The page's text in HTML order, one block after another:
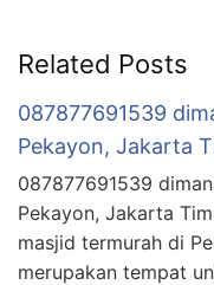
Related Posts
087877691539
Pekayon, Jakarta
087877691539
Pekayon, Jakarta
masjid termurah di
merupakan tempat